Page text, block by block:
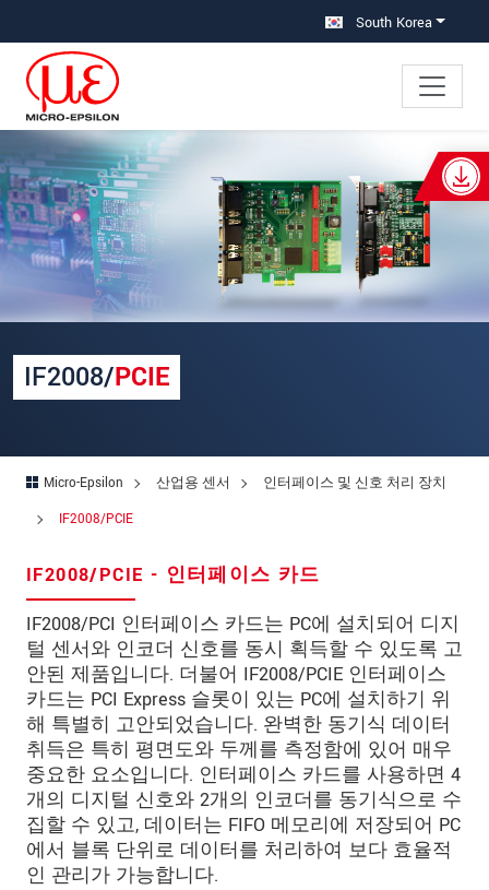
South Korea
IF2008/PCIE
Micro-Epsilon 산업용 센서
인터페이스 및 신호 처리 장치
IF2008/PCIE
IF2008/PCIE - 인터페이스 카드
IF2008/PCI 인터페이스 카드는 PC에 설치되어 디지
털 센서와 인코더 신호를 동시 획득할 수 있도록 고
안된 제품입니다. 더불어 IF2008/PCIE 인터페이스
카드는 PCI Express 슬롯이 있는 PC에 설치하기 위
해 특별히 고안되었습니다. 완벽한 동기식 데이터
취득은 특히 평면도와 두께를 측정함에 있어 매우
중요한 요소입니다. 인터페이스 카드를 사용하면 4
개의 디지털 신호와 2개의 인코더를 동기식으로 수
집할 수 있고, 데이터는 FIFO 메모리에 저장되어 PC
에서 블록 단위로 데이터를 처리하여 보다 효율적
인 관리가 가능합니다.
×
Your request for: IF2008/PCIE
성명 *
회사명*
우편번호
국가*
문의 내용
* 필수 항목
당사는 개인 정보 보호를 최우선으로 생각합니다.
자세한 내용은개인정보처리방침을 참고하시기
바랍니다.
문의 등록